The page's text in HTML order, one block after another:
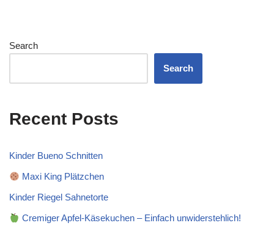
Search
Search
Recent Posts
Kinder Bueno Schnitten
Maxi King Plätzchen
Kinder Riegel Sahnetorte
Cremiger Apfel-Käsekuchen – Einfach unwiderstehlich!